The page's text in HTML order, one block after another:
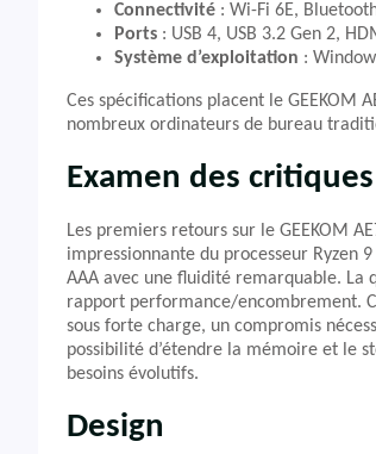
Connectivité : Wi-Fi 6E,
Ports : USB 4, USB 3.2 Gen 2,
Système d’exploitation :
Ces spécifications placent le GEEKOM
nombreux ordinateurs de bureau
Examen des
Les premiers retours sur le GEEKOM
impressionnante du processeur Ryzen
AAA avec une fluidité remarquable. La
rapport performance/encombrement.
sous forte charge, un compromis
possibilité d’étendre la mémoire et le
besoins évolutifs.
Design